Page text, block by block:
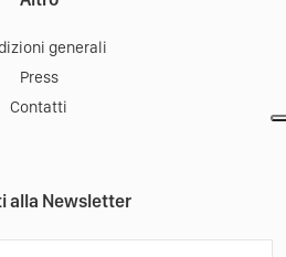
generali
Press
Contatti
alla Newsletter